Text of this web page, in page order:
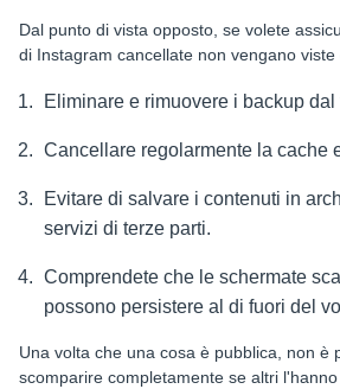
Dal punto di vista opposto, se volete
di Instagram cancellate non vengano viste
Eliminare e rimuovere i backup
Cancellare regolarmente la cache
Evitare di salvare i contenuti in
servizi di terze parti.
Comprendete che le schermate
possono persistere al di fuori del
Una volta che una cosa è pubblica, non è
scomparire completamente se altri